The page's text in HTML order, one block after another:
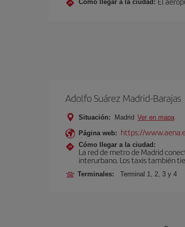
Cómo llegar a la ciudad:
Adolfo Suárez Madrid-Barajas
Situación: Madrid Ver en mapa
Página web: https://
Cómo llegar a la ciudad:
La red de metro de Madrid
interurbano. Los taxis también
Terminales: Terminal 1, 2, 3 y 4